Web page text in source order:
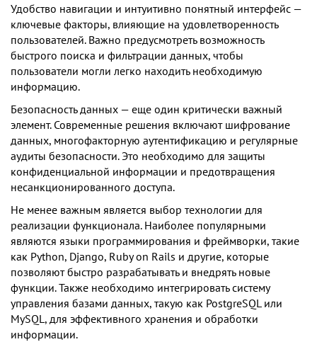
Удобство навигации и интуитивно понятный интерфейс —
ключевые факторы, влияющие на удовлетворенность
пользователей. Важно предусмотреть возможность
быстрого поиска и фильтрации данных, чтобы
пользователи могли легко находить необходимую
информацию.
Безопасность данных — еще один критически важный
элемент. Современные решения включают шифрование
данных, многофакторную аутентификацию и регулярные
аудиты безопасности. Это необходимо для защиты
конфиденциальной информации и предотвращения
несанкционированного доступа.
Не менее важным является выбор технологии для
реализации функционала. Наиболее популярными
являются языки программирования и фреймворки, такие
как Python, Django, Ruby on Rails и другие, которые
позволяют быстро разрабатывать и внедрять новые
функции. Также необходимо интегрировать систему
управления базами данных, такую как PostgreSQL или
MySQL, для эффективного хранения и обработки
информации.